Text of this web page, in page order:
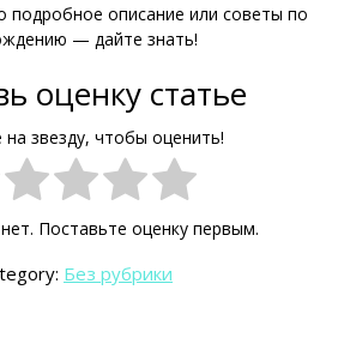
подробное описание или советы по
— дайте знать!
оценку статье
звезду, чтобы оценить!
Поставьте оценку первым.
Без рубрики